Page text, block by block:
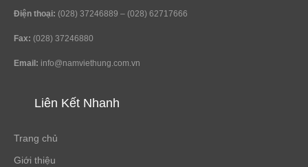
Điện thoại: (028) 37246889 – (028) 62717666
Fax: (028) 37246880
Email: info@namviethung.com.vn
Liên Kết Nhanh
Trang chủ
Giới thiệu